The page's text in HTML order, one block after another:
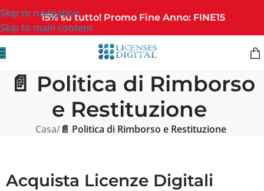
Skip to navigation
Skip to main content
15% su tutto! Promo Fine Anno: FINE15
📄 Politica di Rimborso
e Restituzione
Casa/📄 Politica di Rimborso e Restituzione
Acquista Licenze Digitali